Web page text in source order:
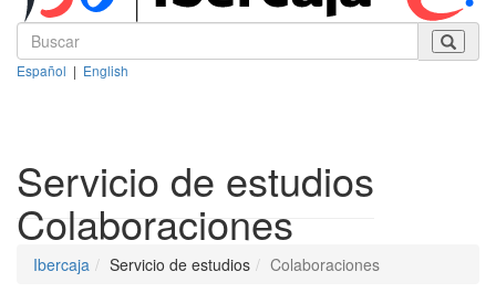
Español | English
Servicio de estudios
Colaboraciones
Ibercaja Servicio de estudios Colaboraciones